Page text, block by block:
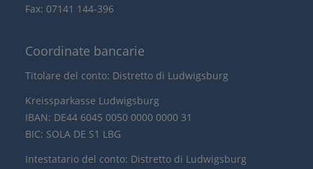
Fax: 07141 144-396
Coordinate bancarie
Titolare del conto: Distretto di Ludwigsburg
Kreissparkasse Ludwigsburg
IBAN: DE44 6045 0050 0000 0000 31
BIC: SOLA DE S1 LBG
Intestatario del conto: Distretto di Ludwigsburg